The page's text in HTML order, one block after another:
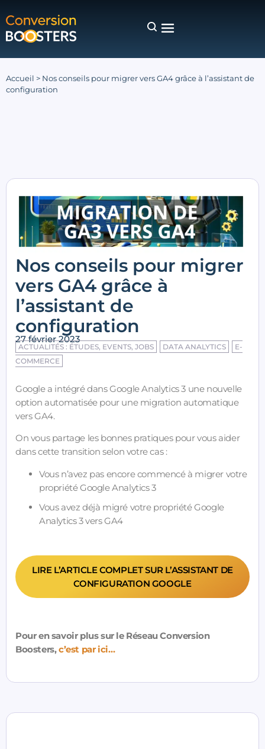
Accueil > Nos conseils pour migrer vers GA4 grâce à l’assistant de
configuration
Nos conseils pour migrer
vers GA4 grâce à
l’assistant de
configuration
27 février 2023
ACTUALITÉS : ÉTUDES, EVENTS, JOBS DATA ANALYTICS
E-
COMMERCE
Google a intégré dans Google Analytics 3 une nouvelle
option automatisée pour une migration automatique
vers GA4.
On vous partage les bonnes pratiques pour vous aider
dans cette transition selon votre cas :
Vous n’avez pas encore commencé à migrer votre
propriété Google Analytics 3
Vous avez déjà migré votre propriété Google
Analytics 3 vers GA4
LIRE L’ARTICLE COMPLET SUR L’ASSISTANT DE
CONFIGURATION GOOGLE
Pour en savoir plus sur le Réseau Conversion
Boosters,c’est par ici…